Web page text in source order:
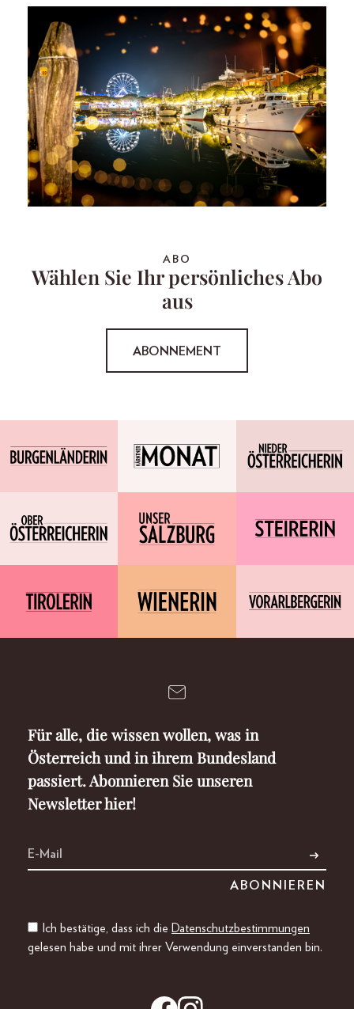
ABO
Wählen Sie Ihr persönliches Abo
aus
ABONNEMENT
Für alle, die wissen wollen, was in
Österreich und in ihrem Bundesland
passiert. Abonnieren Sie unseren
Newsletter hier!
Ich bestätige, dass ich die Datenschutzbestimmungen
gelesen habe und mit ihrer Verwendung einverstanden bin.